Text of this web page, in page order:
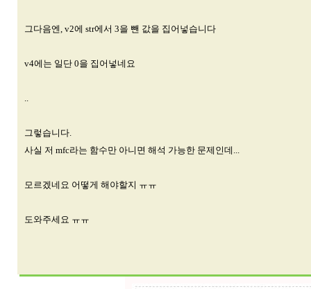
그다음엔, v2에 str에서 3을 뺀 값을 집어넣습니다
v4에는 일단 0을 집어넣네요
..
그렇습니다.
사실 저 mfc라는 함수만 아니면 해석 가능한 문제인데...
모르겠네요 어떻게 해야할지 ㅠㅠ
도와주세요 ㅠㅠ